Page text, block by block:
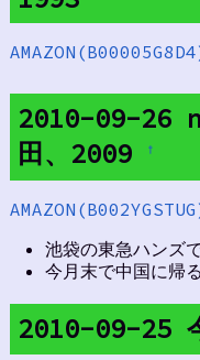
2010-09-26
田、2009
†
池袋の東急ハンズ
今月末で中国に帰
2010-09-25